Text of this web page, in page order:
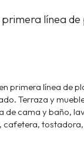
línea de
primera línea de
Terraza y
cama y baño,